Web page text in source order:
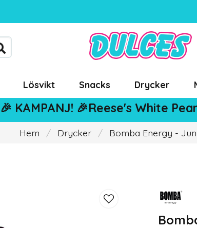
Lösvikt Snacks Drycker
🎉 KAMPANJ! 🎉Reese's White
Hem Drycker Bomba Energy -